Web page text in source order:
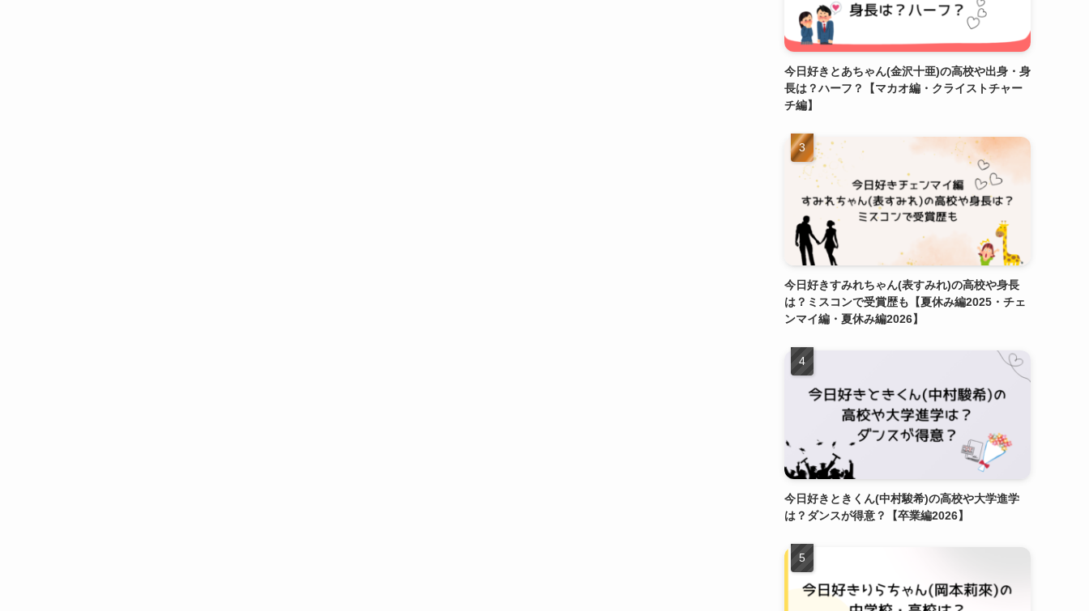
今日好きとあちゃん(金沢十亜)の高校や出身・身
長は？ハーフ？【マカオ編・クライストチャー
チ編】
今日好きすみれちゃん(表すみれ)の高校や身長
は？ミスコンで受賞歴も【夏休み編2025・チェ
ンマイ編・夏休み編2026】
今日好きときくん(中村駿希)の高校や大学進学
は？ダンスが得意？【卒業編2026】